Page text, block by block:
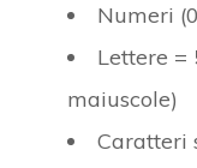
Numeri
Lettere =
maiuscole)
Caratteri